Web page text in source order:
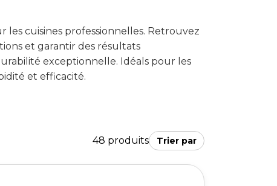
cuisines professionnelles. Retrouvez
et garantir des résultats
exceptionnelle. Idéals pour les
et efficacité.
48 produits Trier par